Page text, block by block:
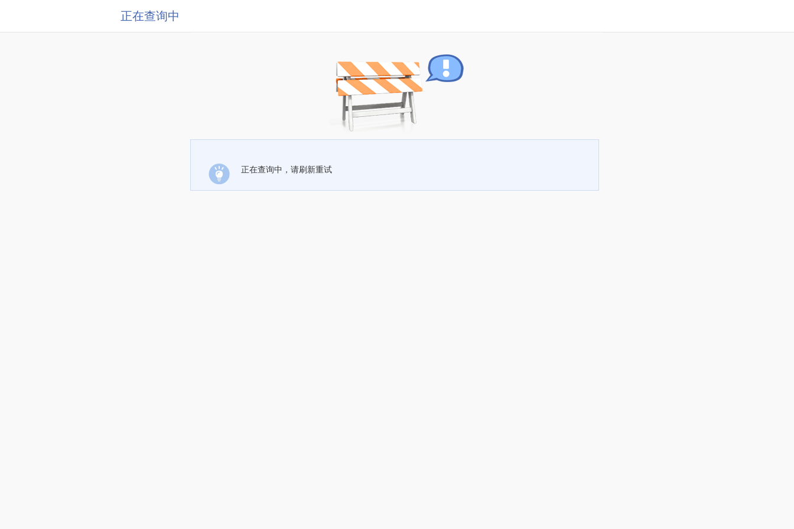
正在查询中
正在查询中，请刷新重试